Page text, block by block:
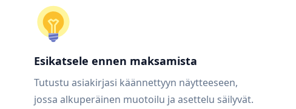
Esikatsele ennen maksamista
Tutustu asiakirjasi käännettyyn näytteeseen,
jossa alkuperäinen muotoilu ja asettelu säilyvät.